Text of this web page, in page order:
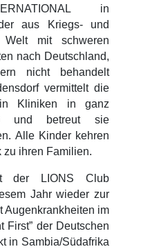
in
aus Kriegs- und
Welt mit schweren
nach Deutschland,
nicht behandelt
vermittelt die
Kliniken in ganz
und betreut sie
Alle Kinder kehren
zu ihren Familien.
der LIONS Club
Jahr wieder zur
Augenkrankheiten im
First” der Deutschen
in Sambia/Südafrika